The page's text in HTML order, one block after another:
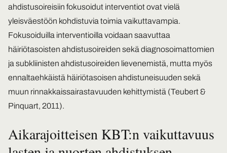
ahdistusoireisiin fokusoidut interventiot ovat vielä
yleisväestöön kohdistuvia toimia vaikuttavampia.
Fokusoiduilla interventioilla voidaan saavuttaa
häiriötasoisten ahdistusoireiden sekä diagnosoimattomien
ja subkliinisten ahdistusoireiden lievenemistä, mutta myös
ennaltaehkäistä häiriötasoisen ahdistuneisuuden sekä
muun rinnakkaissairastavuuden kehittymistä (Teubert &
Pinquart, 2011).
Aikarajoitteisen KBT:n vaikuttavuus